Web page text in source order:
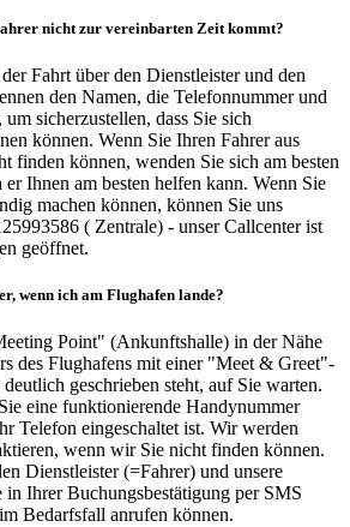
nicht zur vereinbarten Zeit kommt?
Fahrt über den Dienstleister und den
den Namen, die Telefonnummer und
sicherzustellen, dass Sie sich
können. Wenn Sie Ihren Fahrer aus
finden können, wenden Sie sich am besten
er Ihnen am besten helfen kann. Wenn Sie
machen können, können Sie uns
( Zentrale) - unser Callcenter ist
geöffnet.
wenn ich am Flughafen lande?
Point" (Ankunftshalle) in der Nähe
des Flughafens mit einer "Meet & Greet"-
geschrieben steht, auf Sie warten.
eine funktionierende Handynummer
Telefon eingeschaltet ist. Wir werden
wenn wir Sie nicht finden können.
Dienstleister (=Fahrer) und unsere
in Ihrer Buchungsbestätigung per SMS
Bedarfsfall anrufen können.